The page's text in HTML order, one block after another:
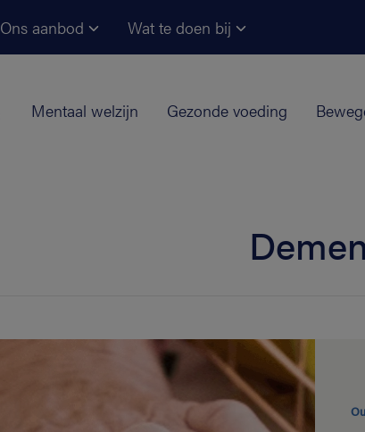
Ons aanbod Wat te doen bij
Mentaal welzijn Gezonde voeding